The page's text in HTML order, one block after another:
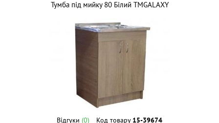
Тумба під мийку 80 Білий ТМGALAXY
Відгуки (0) Код товару 15-39674